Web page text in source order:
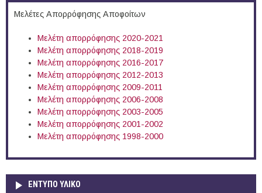
Μελέτες Απορρόφησης Αποφοίτων
Μελέτη απορρόφησης 2020-2021
Μελέτη απορρόφησης 2018-2019
Μελέτη απορρόφησης 2016-2017
Μελέτη απορρόφησης 2012-2013
Μελέτη απορρόφησης 2009-2011
Μελέτη απορρόφησης 2006-2008
Μελέτη απορρόφησης 2003-2005
Μελέτη απορρόφησης 2001-2002
Μελέτη απορρόφησης 1998-2000
ΕΝΤΥΠΟ ΥΛΙΚΟ